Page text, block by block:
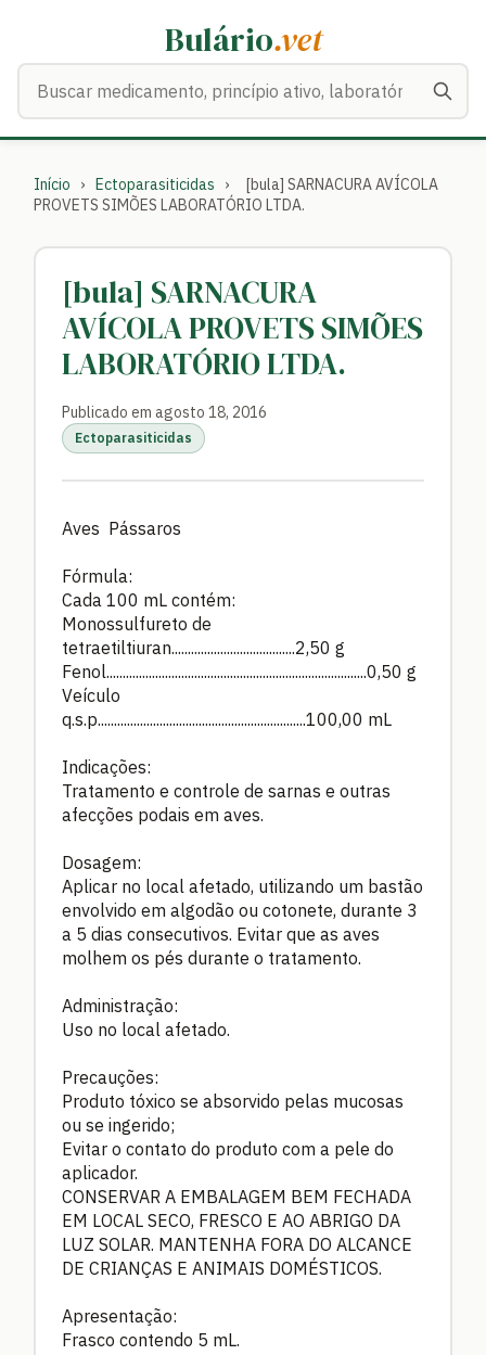
Bulário.vet
Início › Ectoparasiticidas ›
[bula] SARNACURA AVÍCOLA
PROVETS SIMÕES LABORATÓRIO LTDA.
[bula] SARNACURA
AVÍCOLA PROVETS SIMÕES
LABORATÓRIO LTDA.
Publicado em agosto 18, 2016
Ectoparasiticidas
Aves Pássaros
Fórmula:
Cada 100 mL contém:
Monossulfureto de
tetraetiltiuran......................................2,50 g
Fenol................................................................................0,50 g
Veículo
q.s.p................................................................100,00 mL
Indicações:
Tratamento e controle de sarnas e outras
afecções podais em aves.
Dosagem:
Aplicar no local afetado, utilizando um bastão
envolvido em algodão ou cotonete, durante 3
a 5 dias consecutivos. Evitar que as aves
molhem os pés durante o tratamento.
Administração:
Uso no local afetado.
Precauções:
Produto tóxico se absorvido pelas mucosas
ou se ingerido;
Evitar o contato do produto com a pele do
aplicador.
CONSERVAR A EMBALAGEM BEM FECHADA
EM LOCAL SECO, FRESCO E AO ABRIGO DA
LUZ SOLAR. MANTENHA FORA DO ALCANCE
DE CRIANÇAS E ANIMAIS DOMÉSTICOS.
Apresentação:
Frasco contendo 5 mL.